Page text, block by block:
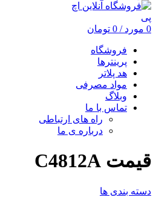
0 مورد /
0 تومان
فروشگاه
پرینترها
هد پلاتر
مواد مصرفی
وبلاگ
تماس با ما
راه های ارتباطی
درباره ی ما
قیمت C4812A
دسته بندی ها